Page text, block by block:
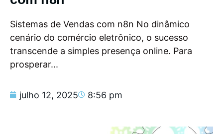
Sistemas de Vendas com n8n No dinâmico
cenário do comércio eletrônico, o sucesso
transcende a simples presença online. Para
prosperar...
julho 12, 2025 8:56 pm